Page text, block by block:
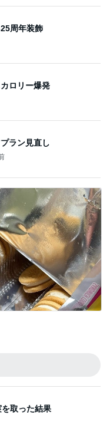
周年装飾
ロリー爆発
ラン見直し
取った結果